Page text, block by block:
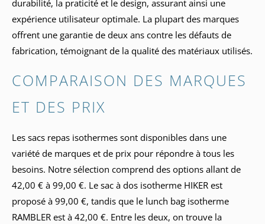
durabilité, la praticité et le design, assurant ainsi une
expérience utilisateur optimale. La plupart des marques
offrent une garantie de deux ans contre les défauts de
fabrication, témoignant de la qualité des matériaux utilisés.
COMPARAISON DES MARQUES
ET DES PRIX
Les sacs repas isothermes sont disponibles dans une
variété de marques et de prix pour répondre à tous les
besoins. Notre sélection comprend des options allant de
42,00 € à 99,00 €. Le sac à dos isotherme HIKER est
proposé à 99,00 €, tandis que le lunch bag isotherme
RAMBLER est à 42,00 €. Entre les deux, on trouve la